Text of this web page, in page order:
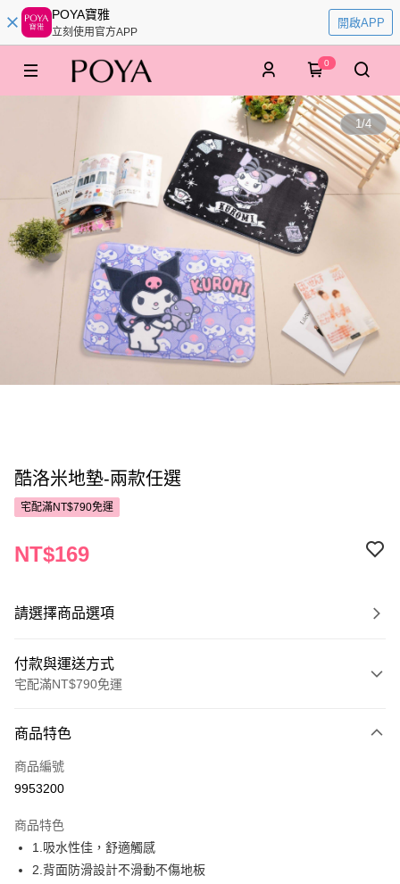
POYA寶雅
立刻使用官方APP
開啟APP
0
1/4
酷洛米地墊-兩款任選
宅配滿NT$790免運
NT$169
請選擇商品選項
付款與運送方式
宅配滿NT$790免運
POYA支付
信用卡一次付款
Apple Pay
街口支付
商品特色
商品編號
9953200
商品特色
1.吸水性佳，舒適觸感
2.背面防滑設計不滑動不傷地板